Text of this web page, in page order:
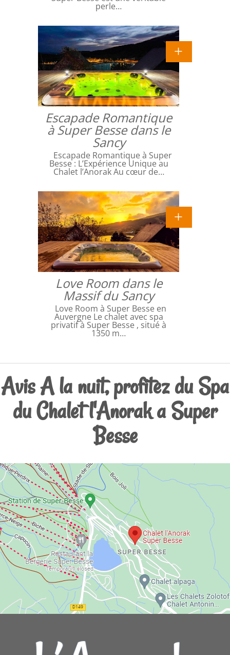
perle…
Escapade Romantique
à Super Besse dans le
Sancy
Escapade Romantique à Super
Besse : L’Expérience Unique au
Chalet l’Anorak Au cœur de…
Love Room dans le
Massif du Sancy
Love Room à Super Besse en
Auvergne Le chalet avec spa
privatif à Super Besse , situé à
1350 m…
Avis A la nuit, profitez du Spa
du Chalet l'Anorak a Super
Besse